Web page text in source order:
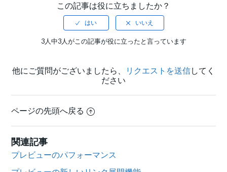
この記事は役に立ちましたか？
3人中3人がこの記事が役に立ったと言っています
他にご質問がございましたら、 リクエストを送信してく
ださい
ページの先頭へ戻る
関連記事
プレビューのパフォーマンス